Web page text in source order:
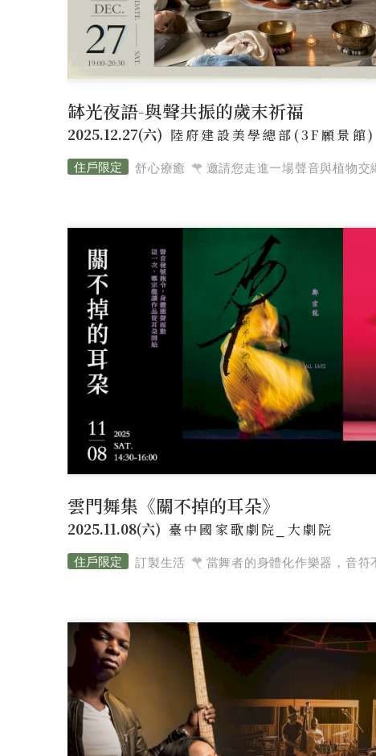
企業介紹
ABOUT
美好理願 陸府健社 大事紀要 菁英團
品牌價值
永續服務 質感樂活
FOUNDATION
關於陸府基金會
陸府新訊
NEWS
全部訊息 美學鑑賞 國際展覽 用心服
經典豐藏
特約商家
STORE
全部商家 饗樂派對 健康活
聯絡我們
CONTACT
線上留言
缽光夜語-與聲共振的歲末祈福
2025.12.27(六) 陸府建設美學總部(3F願景館)
舒心療癒 邀請您走進一場聲音與植物交
雲門舞集《關不掉的耳朵》
2025.11.08(六) 臺中國家歌劇院⎯大劇院
訂製生活 當舞者的身體化作樂器，音符不再只